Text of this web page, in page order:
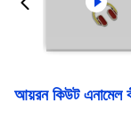
আয়রন কিউট এনামেল